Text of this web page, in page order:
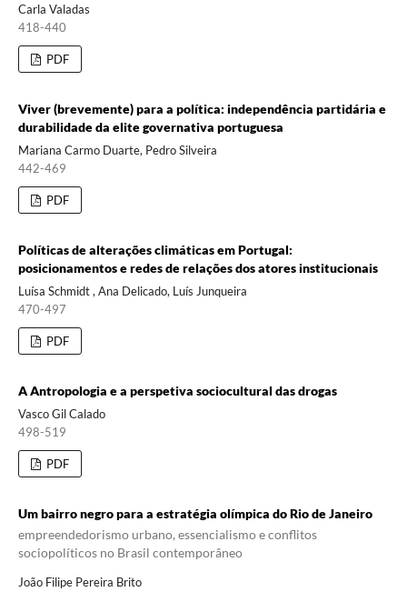
Carla Valadas
418-440
PDF
Viver (brevemente) para a política: independência partidária e
durabilidade da elite governativa portuguesa
Mariana Carmo Duarte, Pedro Silveira
442-469
PDF
Políticas de alterações climáticas em Portugal:
posicionamentos e redes de relações dos atores institucionais
Luísa Schmidt , Ana Delicado, Luís Junqueira
470-497
PDF
A Antropologia e a perspetiva sociocultural das drogas
Vasco Gil Calado
498-519
PDF
Um bairro negro para a estratégia olímpica do Rio de Janeiro
empreendedorismo urbano, essencialismo e conflitos
sociopolíticos no Brasil contemporâneo
João Filipe Pereira Brito